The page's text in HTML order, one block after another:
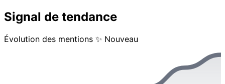
Signal de tendance
Évolution des mentions ✨ Nouveau